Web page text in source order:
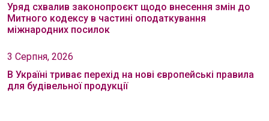
Уряд схвалив законопроєкт щодо внесення змін до
Митного кодексу в частині оподаткування
міжнародних посилок
3 Серпня, 2026
В Україні триває перехід на нові європейські правила
для будівельної продукції